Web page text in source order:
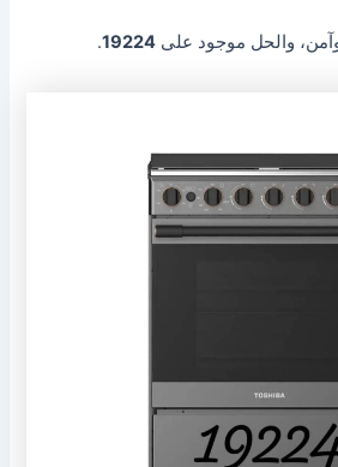
والحل موجود على19224
.